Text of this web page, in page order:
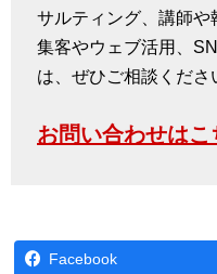
サルティング、講師や
集客やウェブ活用、
は、ぜひご相談くださ
お問い合わせはこ
Facebook